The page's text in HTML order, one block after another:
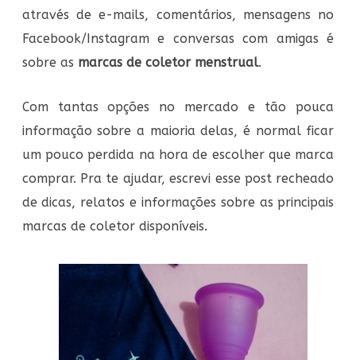
através de e-mails, comentários, mensagens no
Facebook/Instagram e conversas com amigas é
sobre as marcas de coletor menstrual.
Com tantas opções no mercado e tão pouca
informação sobre a maioria delas, é normal ficar
um pouco perdida na hora de escolher que marca
comprar. Pra te ajudar, escrevi esse post recheado
de dicas, relatos e informações sobre as principais
marcas de coletor disponíveis.